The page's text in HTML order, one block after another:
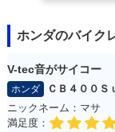
ホンダのバイク
V-tec音がサイコー
ホンダ
ＣＢ４００Ｓ
ニックネーム：マサ
満足度：